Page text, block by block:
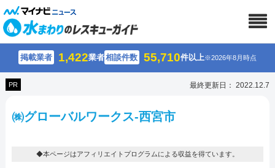
掲載業者 1,422業者相談件数 55,710件以上※2026年8月時点
PR 最終更新日： 2022.12.7
㈱グローバルワークス-西宮市
◆本ページはアフィリエイトプログラムによる収益を得ています。